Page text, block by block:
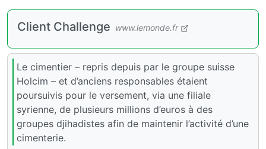
Client Challenge www.lemonde.fr
Le cimentier – repris depuis par le groupe suisse
Holcim – et d’anciens responsables étaient
poursuivis pour le versement, via une filiale
syrienne, de plusieurs millions d’euros à des
groupes djihadistes afin de maintenir l’activité d’une
cimenterie.